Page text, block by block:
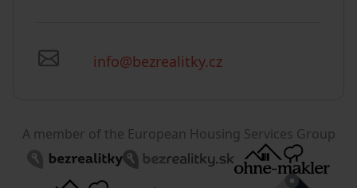
info@bezrealitky.cz
A member of the European Housing Services Group